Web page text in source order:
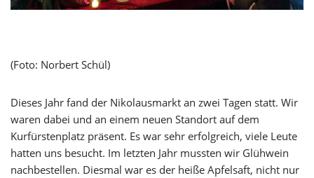
(Foto: Norbert Schül)
Dieses Jahr fand der Nikolausmarkt an zwei Tagen statt. Wir
waren dabei und an einem neuen Standort auf dem
Kurfürstenplatz präsent. Es war sehr erfolgreich, viele Leute
hatten uns besucht. Im letzten Jahr mussten wir Glühwein
nachbestellen. Diesmal war es der heiße Apfelsaft, nicht nur